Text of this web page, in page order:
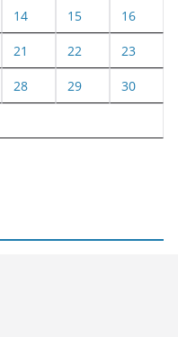
14 15 16
21 22 23
28 29 30